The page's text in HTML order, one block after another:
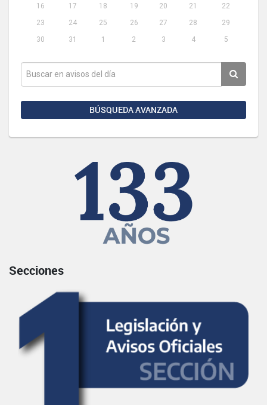
16
17 18 19 20 21
22
23
24 25 26 27 28
29
30
31 1 2 3 4 5
BÚSQUEDA AVANZADA
Secciones